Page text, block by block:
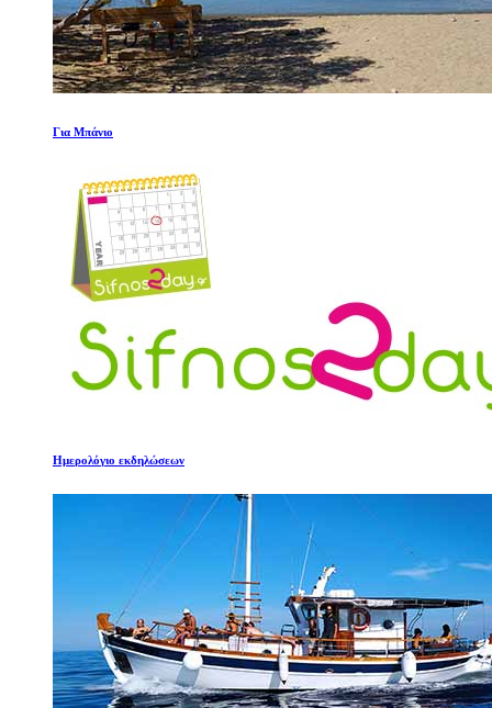
Για Μπάνιο
Ημερολόγιο εκδηλώσεων